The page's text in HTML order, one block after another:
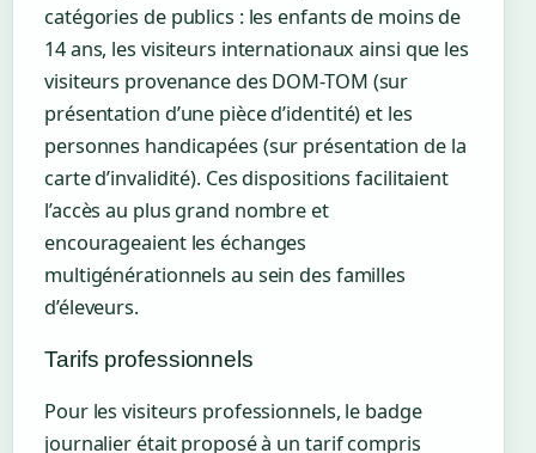
catégories de publics : les enfants de moins de
14 ans, les visiteurs internationaux ainsi que les
visiteurs provenance des DOM-TOM (sur
présentation d’une pièce d’identité) et les
personnes handicapées (sur présentation de la
carte d’invalidité). Ces dispositions facilitaient
l’accès au plus grand nombre et
encourageaient les échanges
multigénérationnels au sein des familles
d’éleveurs.
Tarifs professionnels
Pour les visiteurs professionnels, le badge
journalier était proposé à un tarif compris